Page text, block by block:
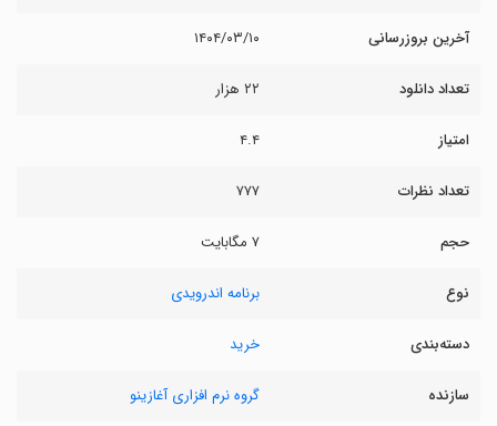
آخرین بروزرسانی ۱۴۰۴/۰۳/۱۰
تعداد دانلود ۲۲ هزار
امتیاز ۴.۴
تعداد نظرات ۷۷۷
حجم ۷ مگابایت
نوع برنامه اندرویدی
دسته‌بندی خرید
سازنده گروه نرم افزاری آغازینو